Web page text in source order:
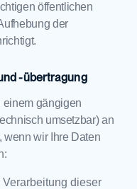
öffentlichen
der
-übertragung
einem gängigen
umsetzbar) an
wenn wir Ihre Daten
dieser